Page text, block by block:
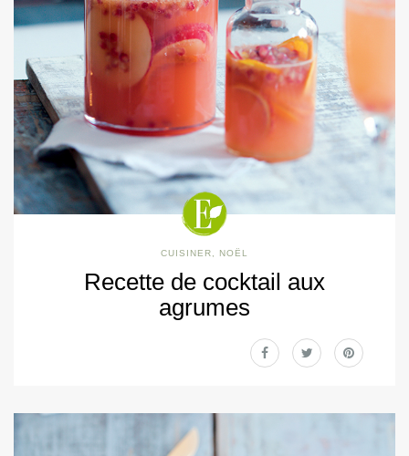
CUISINER NOËL
Recette de cocktail aux
agrumes